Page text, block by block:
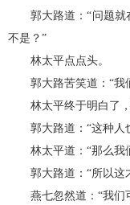
郭大路道：“问题就
不是？”
林太平点点头。
郭大路苦笑道：“我
林太平终于明白了，
郭大路道：“这种人
林太平道：“那么我
郭大路道：“所以这
燕七忽然道：“我们